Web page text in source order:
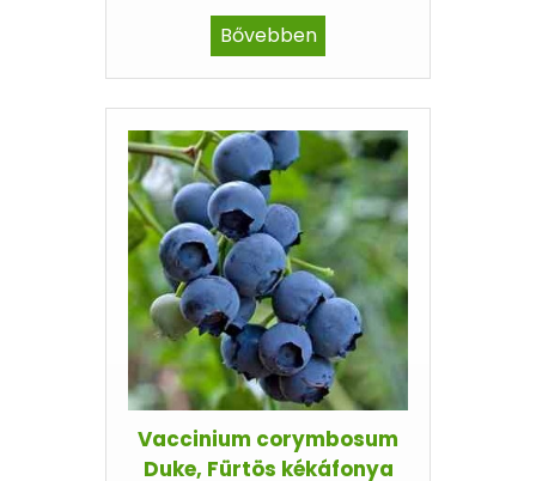
Bővebben
Vaccinium corymbosum
Duke, Fürtös kékáfonya